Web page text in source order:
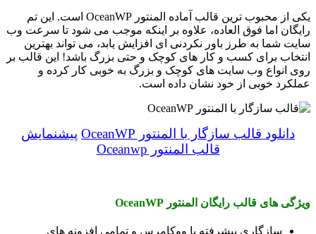
یکی از محبوب ترین قالب آماده المنتور OceanWP است. این تم
رایگان اما فوق العاده، علاوه بر اینکه موجب می شود تا سرعت وب
سایت شما به طرز باور نکردنی ای افزایش یابد، می تواند بهترین
انتخاب برای کسب و کار های کوچک و حتی بزرگ باشد! این قالب بر
روی انواع وب سایت های کوچک و بزرگ به خوبی کار کرده و
عملکرد خوبی از خود نشان داده است.
دانلود قالب سازگار با المنتور OceanWP
پیشنمایش
قالب المنتور Oceanwp
ویژگی های قالب رایگان المنتور OceanWP
سازگاری پیشرفته با ووکامرس و تمامی افزونه های